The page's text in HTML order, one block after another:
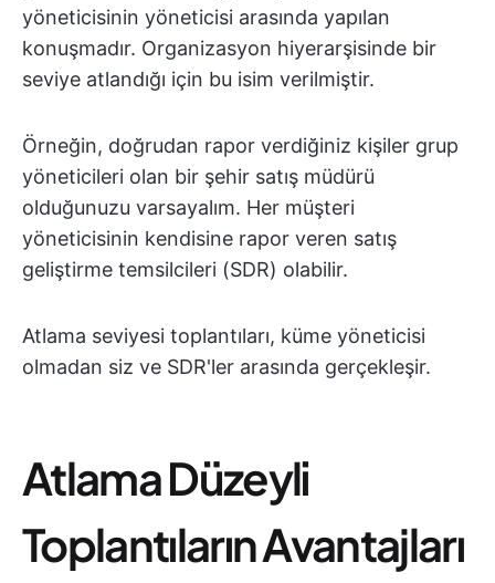
yöneticisinin yöneticisi arasında yapılan
konuşmadır. Organizasyon hiyerarşisinde bir
seviye atlandığı için bu isim verilmiştir.
Örneğin, doğrudan rapor verdiğiniz kişiler grup
yöneticileri olan bir şehir satış müdürü
olduğunuzu varsayalım. Her müşteri
yöneticisinin kendisine rapor veren satış
geliştirme temsilcileri (SDR) olabilir.
Atlama seviyesi toplantıları, küme yöneticisi
olmadan siz ve SDR'ler arasında gerçekleşir.
Atlama Düzeyli
Toplantıların Avantajları